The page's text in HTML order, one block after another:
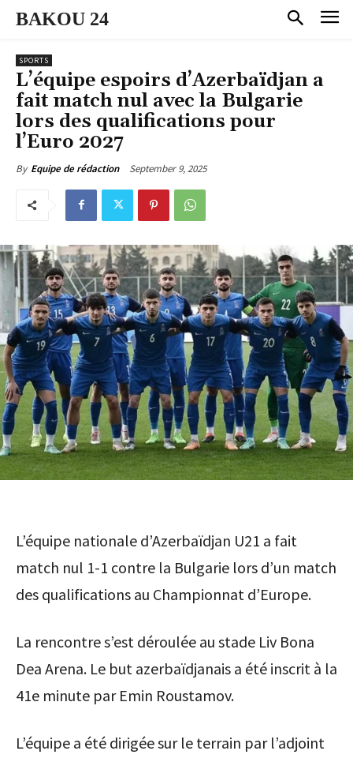
BAKOU 24
SPORTS
L’équipe espoirs d’Azerbaïdjan a
fait match nul avec la Bulgarie
lors des qualifications pour
l’Euro 2027
By Equipe de rédaction September 9, 2025
L’équipe nationale d’Azerbaïdjan U21 a fait
match nul 1-1 contre la Bulgarie lors d’un match
des qualifications au Championnat d’Europe.
La rencontre s’est déroulée au stade Liv Bona
Dea Arena. Le but azerbaïdjanais a été inscrit à la
41e minute par Emin Roustamov.
L’équipe a été dirigée sur le terrain par l’adjoint